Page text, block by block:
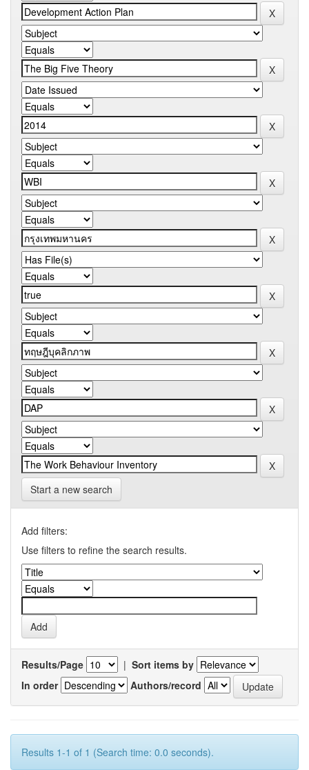
Start a new search
Add filters:
Use filters to refine the search results.
Results/Page | Sort items by
In order
Authors/record
Results 1-1 of 1 (Search time: 0.0 seconds).